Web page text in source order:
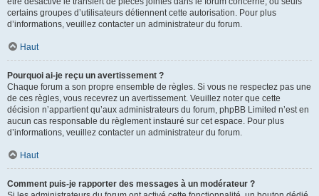
certains groupes d’utilisateurs détiennent cette autorisation. Pour plus
d’informations, veuillez contacter un administrateur du forum.
Haut
Pourquoi ai-je reçu un avertissement ?
Chaque forum a son propre ensemble de règles. Si vous ne respectez pas une
de ces règles, vous recevrez un avertissement. Veuillez noter que cette
décision n’appartient qu’aux administrateurs du forum, phpBB Limited n’est en
aucun cas responsable du règlement instauré sur cet espace. Pour plus
d’informations, veuillez contacter un administrateur du forum.
Haut
Comment puis-je rapporter des messages à un modérateur ?